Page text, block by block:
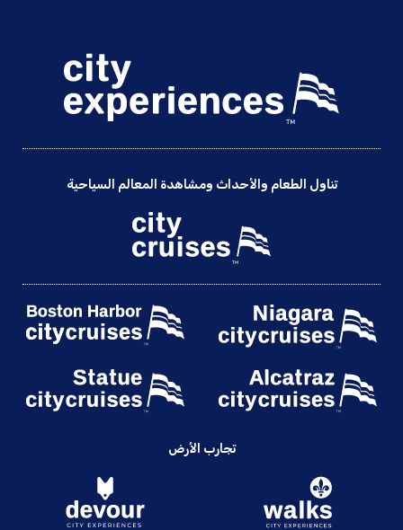
تناول الطعام والأحداث ومشاهدة المعالم السياحية
تجارب الأرض